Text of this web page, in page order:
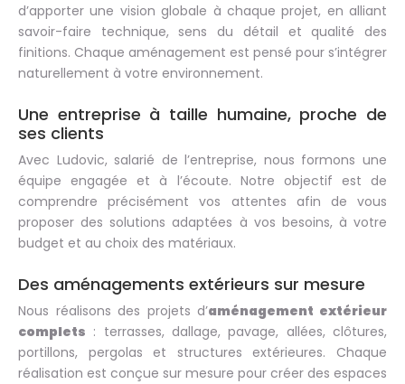
d’apporter une vision globale à chaque projet, en alliant
savoir-faire technique, sens du détail et qualité des
finitions. Chaque aménagement est pensé pour s’intégrer
naturellement à votre environnement.
Une entreprise à taille humaine, proche de
ses clients
Avec Ludovic, salarié de l’entreprise, nous formons une
équipe engagée et à l’écoute. Notre objectif est de
comprendre précisément vos attentes afin de vous
proposer des solutions adaptées à vos besoins, à votre
budget et au choix des matériaux.
Des aménagements extérieurs sur mesure
Nous réalisons des projets d’aménagement extérieur
complets : terrasses, dallage, pavage, allées, clôtures,
portillons, pergolas et structures extérieures. Chaque
réalisation est conçue sur mesure pour créer des espaces